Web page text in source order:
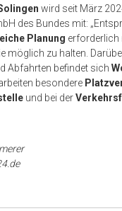
wird seit März
des Bundes mit:
Planung erforderlich
möglich zu halten.
Abfahrten befindet sich
besondere
und bei der